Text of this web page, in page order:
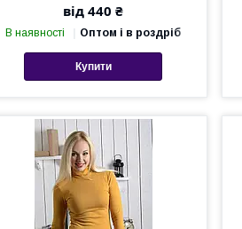
від 440 ₴
В наявності Оптом і в роздріб
Купити